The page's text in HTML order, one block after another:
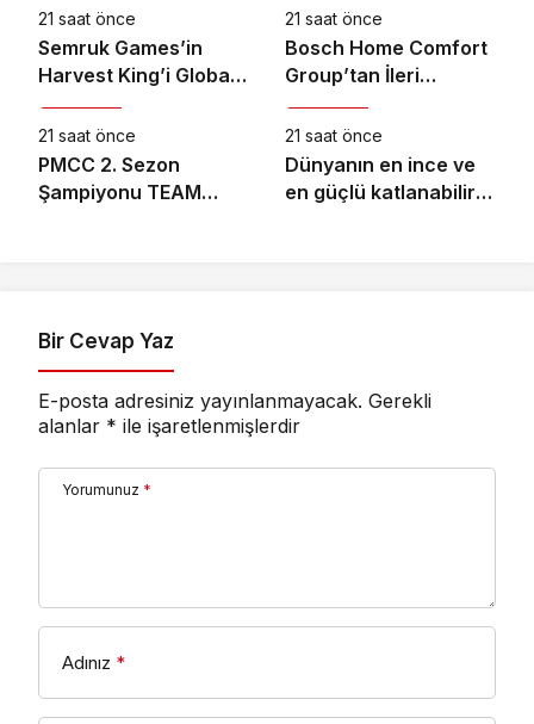
deneyimini ekranlara
taşıyor
21 saat önce
Semruk Games’in
Harvest King’i Global
Pazarda Oyuncularla
Buluştu!
21 saat önce
Bosch Home Comfort
Group’tan İleri
Teknoloji Hava
Temizleme Cihazları
21 saat önce
PMCC 2. Sezon
Şampiyonu TEAM
21 saat önce
Dünyanın en ince ve
en güçlü katlanabilir
Bir Cevap Yaz
E-posta adresiniz yayınlanmayacak. Gerekli
alanlar * ile işaretlenmişlerdir
Yorumunuz *
Adınız *